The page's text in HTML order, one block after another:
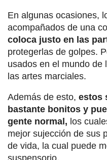
En algunas ocasiones,
acompañados de una
coloca justo en las
protegerlas de golpes.
usados en el mundo de
las artes marciales.
Además de esto, estos
bastante bonitos y
gente normal, los
mejor sujección de sus
de vida, la cual puede
suspensorio.